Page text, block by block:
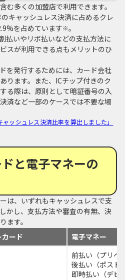
む多くの加盟店で利用できます。
キャッシュレス決済に占めるクレ
を占めています※。
払いやリボ払いなどの支払方法に
スが利用できる点もメリットのひ
を発行するためには、カード会社
ります。また、ICチップ付きのク
る際は、原則として暗証番号の入
済など一部のケースでは不要な場
ッシュレス決済比率を算出しました」
と電子マネーの
は、いずれもキャッシュレスで支
かし、支払方法や審査の有無、決
ます。
ード 電子マネー
前払い（プリペ
後払い（ポスト
即時払い（デビ